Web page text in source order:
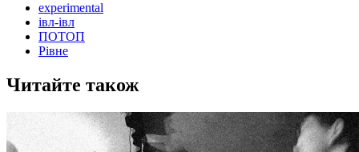
experimental
івл-івл
ПОТОП
Рівне
Читайте також